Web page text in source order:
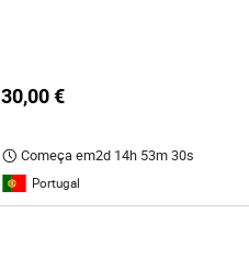
30,00 €
Começa em2d 14h 53m 29s
Portugal